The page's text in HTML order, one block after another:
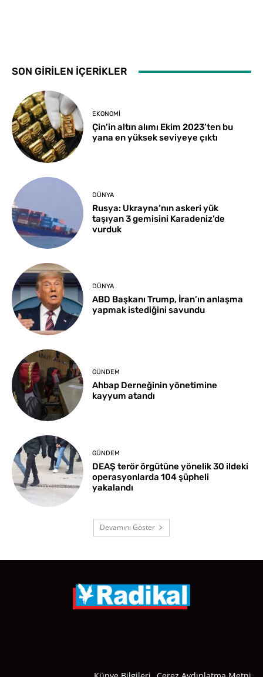
SON GİRİLEN İÇERİKLER
EKONOMI
Çin’in altın alımı Ekim 2023’ten bu
yana en yüksek seviyeye çıktı
DÜNYA
Rusya: Ukrayna’nın askeri yük
taşıyan 3 gemisini Karadeniz’de
vurduk
DÜNYA
ABD Başkanı Trump, İran’ın anlaşma
yapmak istediğini savundu
GÜNDEM
Ahbap Derneğinin yönetimine
kayyum atandı
GÜNDEM
DEAŞ terör örgütüne yönelik 30 ildeki
operasyonlarda 104 şüpheli
yakalandı
Devamını Göster